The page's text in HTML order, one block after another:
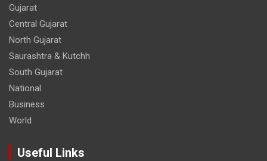
Gujarat
Central Gujarat
North Gujarat
Saurashtra & Kutchh
South Gujarat
National
Business
World
Useful Links